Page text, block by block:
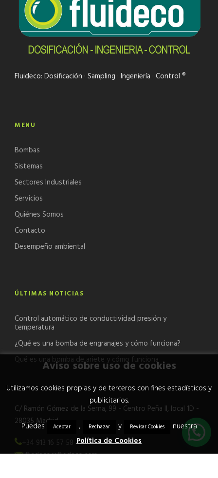
Fluideco: Dosificación · Sampling · Ingeniería · Control ®
MENU
Bombas
Sistemas
Sectores Industriales
Servicios
Quiénes Somos
Contacto
Desempeño ambiental
ÚLTIMAS NOTICIAS
Control automático de conductividad presión y
temperatura
¿Qué es una bomba de engranajes y cómo funciona?
Qué es una bomba de ariete y cómo funciona
C/ Ramón Gómez de la Serna, 99 - Centro Peña II, local 1D -
28035 Madrid
+34 913 16 57 58
fluideco@fluideco.com
Aviso sobre uso de cookies
Utilizamos cookies propias y de terceros con fines estadísticos y
publicitarios.
Puedes Aceptar , Rechazar y Revisar Cookies
nuestra
Política de Cookies